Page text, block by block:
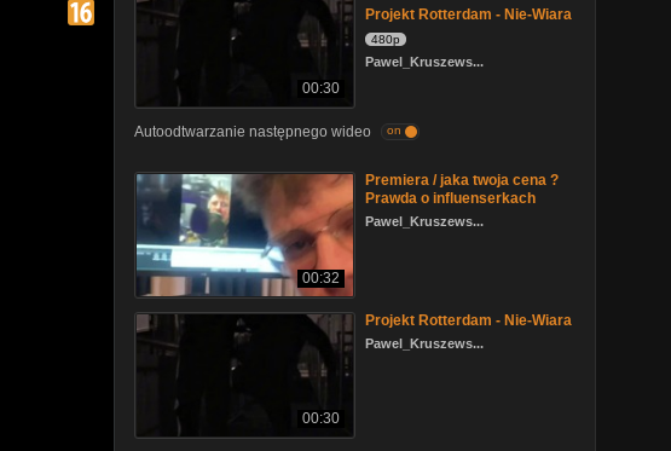
00:30
Projekt Rotterdam - Nie-Wiara
480p
Pawel_Kruszews...
Autoodtwarzanie następnego wideo on
00:32
Premiera / jaka twoja cena ?
Prawda o influenserkach
Pawel_Kruszews...
00:30
Projekt Rotterdam - Nie-Wiara
Pawel_Kruszews...